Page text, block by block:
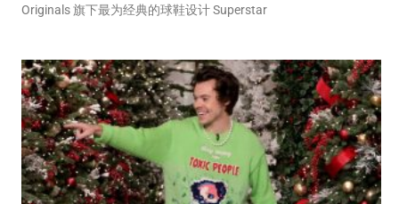
Originals 旗下最为经典的球鞋设计 Superstar